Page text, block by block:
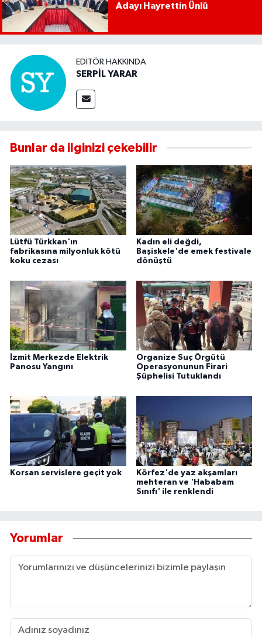
Adayı Hayrettin Ünlü
EDITÖR HAKKINDA
SERPİL YARAR
Bunlar da ilginizi çekebilir
Lütfü Türkkan'ın
fabrikasına milyonluk kötü
koku cezası
Kadın eli değdi,
Başiskele'de emek festivale
dönüştü
İzmit Merkezde Elektrik
Panosu Yangını
Organize Suç Örgütü
Operasyonunun Firari
Şüphelisi Tutuklandı
Korsan servislere geçit yok
Körfez'de yaz akşamları
mehteran ve 'Hababam
Sınıfı' ile renklendi
Yorumlar